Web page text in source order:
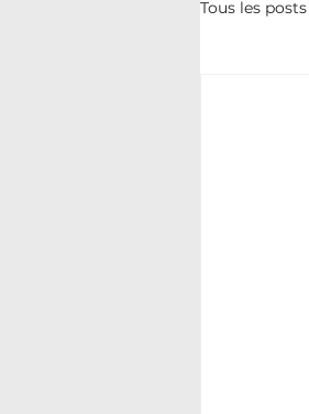
Tous les posts